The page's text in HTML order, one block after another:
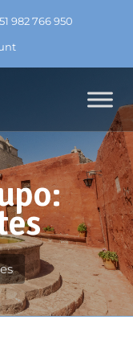
982 766 950